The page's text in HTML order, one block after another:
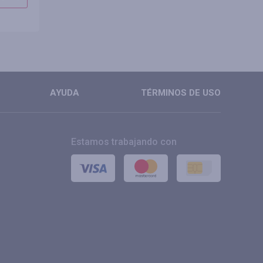
AYUDA TÉRMINOS DE USO
Estamos trabajando con